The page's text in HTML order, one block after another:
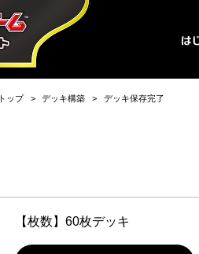
トップ デッキ構築 デッキ保存完了
【枚数】60枚デッキ